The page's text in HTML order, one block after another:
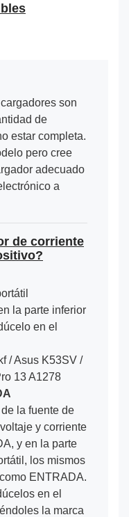
son
de
estar completa.
pero cree
adecuado
a
de corriente
la parte inferior
en el
/ Asus K53SV /
13 A1278
la fuente de
y corriente
y en la parte
los mismos
ENTRADA.
en el
la marca